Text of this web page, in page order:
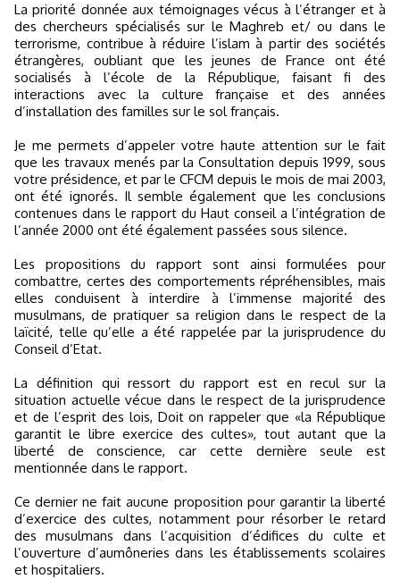
La priorité donnée aux témoignages vécus à l’étranger et à
des chercheurs spécialisés sur le Maghreb et/ ou dans le
terrorisme, contribue à réduire l’islam à partir des sociétés
étrangères, oubliant que les jeunes de France ont été
socialisés à l’école de la République, faisant fi des
interactions avec la culture française et des années
d’installation des familles sur le sol français.
Je me permets d’appeler votre haute attention sur le fait
que les travaux menés par la Consultation depuis 1999, sous
votre présidence, et par le CFCM depuis le mois de mai 2003,
ont été ignorés. Il semble également que les conclusions
contenues dans le rapport du Haut conseil a l’intégration de
l’année 2000 ont été également passées sous silence.
Les propositions du rapport sont ainsi formulées pour
combattre, certes des comportements répréhensibles, mais
elles conduisent à interdire à l’immense majorité des
musulmans, de pratiquer sa religion dans le respect de la
laïcité, telle qu’elle a été rappelée par la jurisprudence du
Conseil d’Etat.
La définition qui ressort du rapport est en recul sur la
situation actuelle vécue dans le respect de la jurisprudence
et de l’esprit des lois, Doit on rappeler que «la République
garantit le libre exercice des cultes», tout autant que la
liberté de conscience, car cette dernière seule est
mentionnée dans le rapport.
Ce dernier ne fait aucune proposition pour garantir la liberté
d’exercice des cultes, notamment pour résorber le retard
des musulmans dans l’acquisition d’édifices du culte et
l’ouverture d’aumôneries dans les établissements scolaires
et hospitaliers.